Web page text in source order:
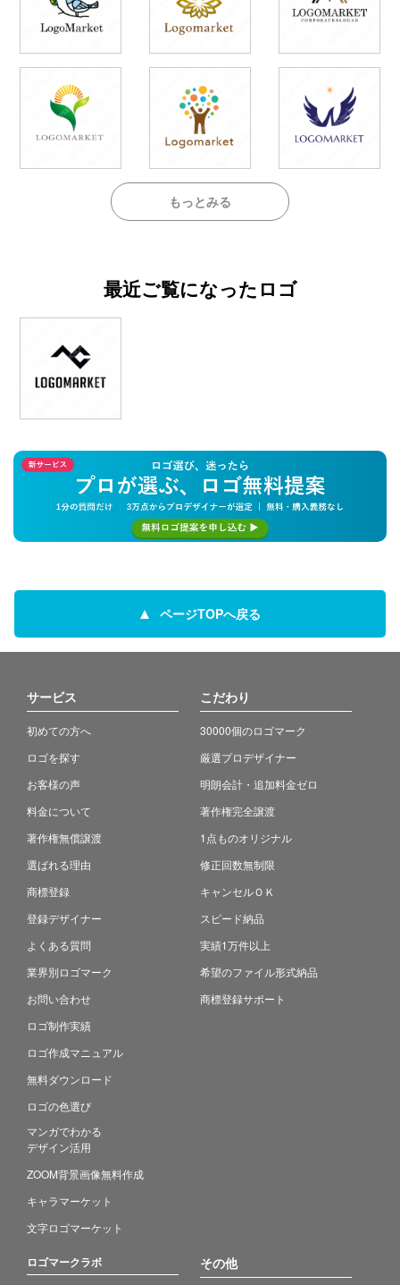
もっとみる
最近ご覧になったロゴ
ページTOPへ戻る
サービス
初めての方へ
ロゴを探す
お客様の声
料金について
著作権無償譲渡
選ばれる理由
商標登録
登録デザイナー
よくある質問
業界別ロゴマーク
お問い合わせ
ロゴ制作実績
ロゴ作成マニュアル
無料ダウンロード
ロゴの色選び
マンガでわかる
デザイン活用
ZOOM背景画像無料作成
キャラマーケット
文字ロゴマーケット
こだわり
30000個のロゴマーク
厳選プロデザイナー
明朗会計・追加料金ゼロ
著作権完全譲渡
1点ものオリジナル
修正回数無制限
キャンセルＯＫ
スピード納品
実績1万件以上
希望のファイル形式納品
商標登録サポート
ロゴマークラボ その他